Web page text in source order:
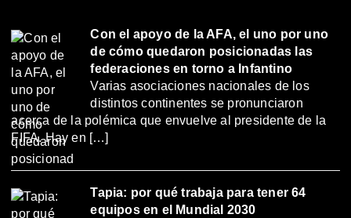
Con el apoyo de la AFA, el uno por uno
de cómo quedaron posicionadas las
federaciones en torno a Infantino
Varias asociaciones nacionales de los
distintos continentes se pronunciaron
acerca de la polémica que envuelve al presidente de la
FIFA. Hay en […]
Tapia: por qué trabaja para tener 64
equipos en el Mundial 2030